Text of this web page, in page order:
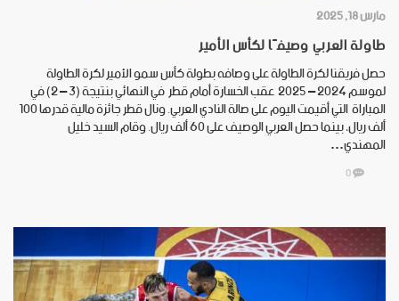
مارس 18, 2025
طاولة العربي وصيفًا لكأس الأمير
حصل فريقنا لكرة الطاولة على وصافه بطولة كأس سمو الأمير لكرة الطاولة
لموسم 2024 – 2025 عقب الخسارة أمام قطر في النهائي بنتيجة (3 – 2) في
المباراة التي أقيمت اليوم على صالة النادي العربي. ونال قطر جائزة مالية قدرها 100
ألف ريال، بينما حصل العربي الوصيف على 60 ألف ريال. وقام السيد خليل
المهندي…
0